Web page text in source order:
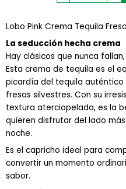
Tequila
Fresa
70cl
cantidad
Lobo Pink Crema Tequila
La seducción hecha crema
Hay clásicos que nunca
Esta crema de tequila es el
picardía del tequila auténtico
fresas silvestres. Con su
textura aterciopelada, es la
quieren disfrutar del lado
noche.
Es el capricho ideal para
convertir un momento
sabor.